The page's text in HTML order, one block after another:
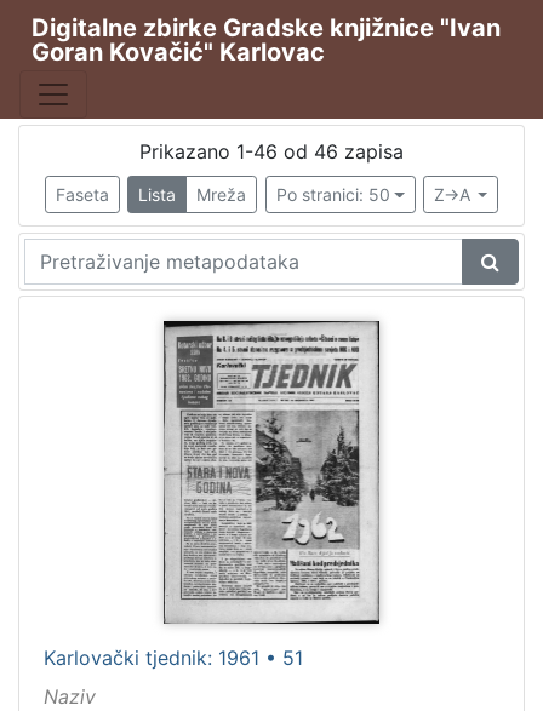
Publikacija
Karlovački tjednik
46
Digitalne zbirke Gradske knjižnice "Ivan
Goran Kovačić" Karlovac
Prikazano 1-46 od 46 zapisa
Faseta Lista Mreža Po stranici: 50 Z->A
Karlovački tjednik: 1961 • 51
Naziv